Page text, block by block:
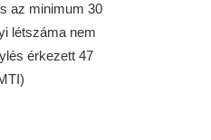
az minimum 30
létszáma nem
érkezett 47